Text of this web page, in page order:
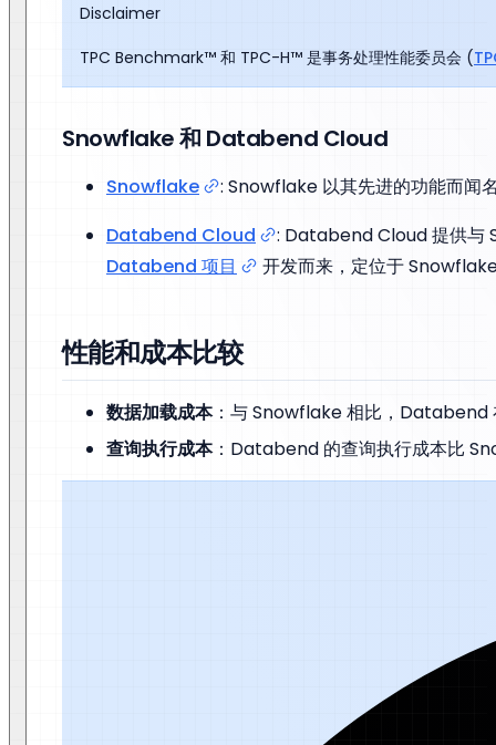
Disclaimer
TPC Benchmark™ 和 TPC-H™ 是事务处理性能委员会 (
Snowflake 和 Databend Cloud
Snowflake
: Snowflake 以其先进的功能而闻
Databend Cloud
: Databend Cloud 提供与
Databend 项目
开发而来，定位于
性能和成本比较
数据加载成本：与 Snowflake 相比，Databend
查询执行成本：Databend 的查询执行成本比